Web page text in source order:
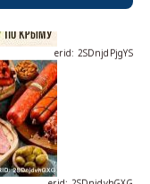
erid: 2SDnjdPjgYS
erid: 2SDnjdvhGXG